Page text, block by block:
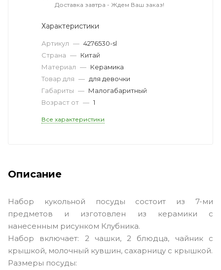
Доставка завтра - Ждем Ваш заказ!
Характеристики
Артикул — 4276530-sl
Страна — Китай
Материал — Керамика
Товар для — для девочки
Габариты — Малогабаритный
Возраст от — 1
Все характеристики
Описание
Набор кукольной посуды состоит из 7-ми
предметов и изготовлен из керамики с
нанесенным рисунком Клубника.
Набор включает: 2 чашки, 2 блюдца, чайник с
крышкой, молочный кувшин, сахарницу с крышкой.
Размеры посуды: